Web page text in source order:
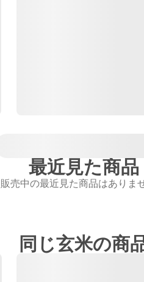
最近見た商品
販売中の最近見た商品はありま
同じ玄米の商